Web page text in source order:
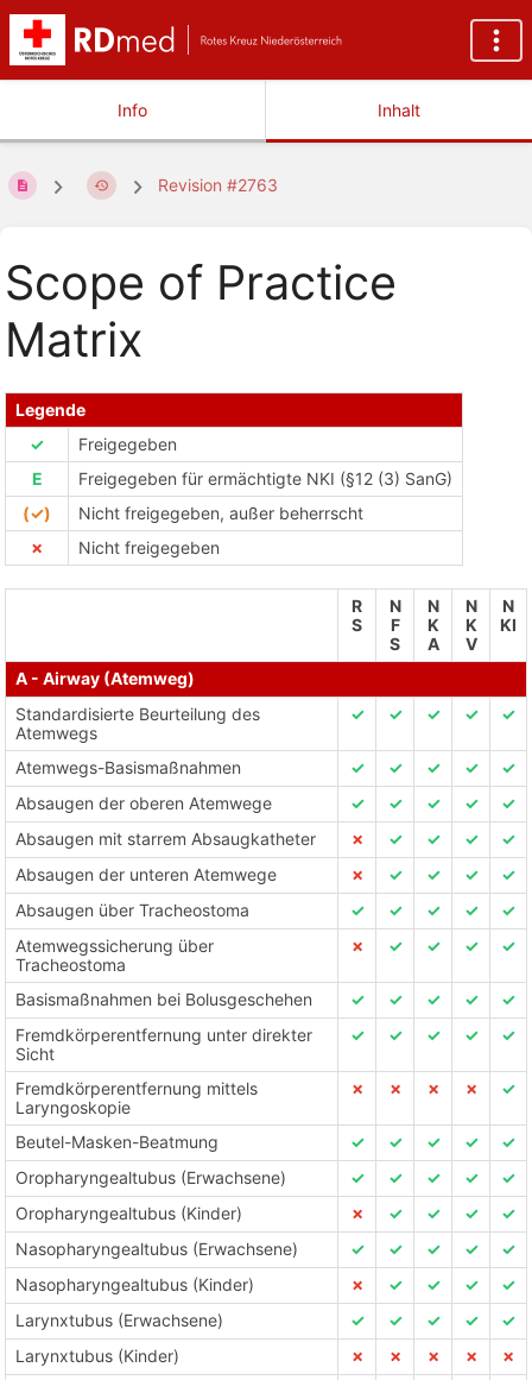
Info Inhalt
Revision #2763
Scope of Practice
Matrix
Legende
✓
Freigegeben
E
Freigegeben für ermächtigte NKI (§12 (3) SanG)
(✓)
Nicht freigegeben, außer beherrscht
✗
Nicht freigegeben
R
S
N
F
S
N
K
A
N
K
V
N
KI
A - Airway (Atemweg)
Standardisierte Beurteilung des
Atemwegs
✓ ✓ ✓ ✓ ✓
Atemwegs-Basismaßnahmen ✓ ✓ ✓ ✓
✓
Absaugen der oberen Atemwege
✓ ✓ ✓ ✓
✓
Absaugen mit starrem Absaugkatheter
✗ ✓ ✓ ✓
✓
Absaugen der unteren Atemwege
✗ ✓ ✓ ✓
✓
Absaugen über Tracheostoma
✓ ✓ ✓ ✓
✓
Atemwegssicherung über
Tracheostoma
✗ ✓ ✓ ✓ ✓
Basismaßnahmen bei Bolusgeschehen ✓ ✓ ✓ ✓
✓
Fremdkörperentfernung unter direkter
Sicht
✓ ✓ ✓ ✓ ✓
Fremdkörperentfernung mittels
Laryngoskopie
✗ ✗ ✗ ✗ ✓
Beutel-Masken-Beatmung ✓ ✓ ✓ ✓
✓
Oropharyngealtubus (Erwachsene)
✓ ✓ ✓ ✓
✓
Oropharyngealtubus (Kinder)
✗ ✓ ✓ ✓
✓
Nasopharyngealtubus (Erwachsene)
✓ ✓ ✓ ✓
✓
Nasopharyngealtubus (Kinder)
✗ ✓ ✓ ✓
✓
Larynxtubus (Erwachsene)
✓ ✓ ✓ ✓
✓
Larynxtubus (Kinder)
✗ ✗ ✗ ✗
✗